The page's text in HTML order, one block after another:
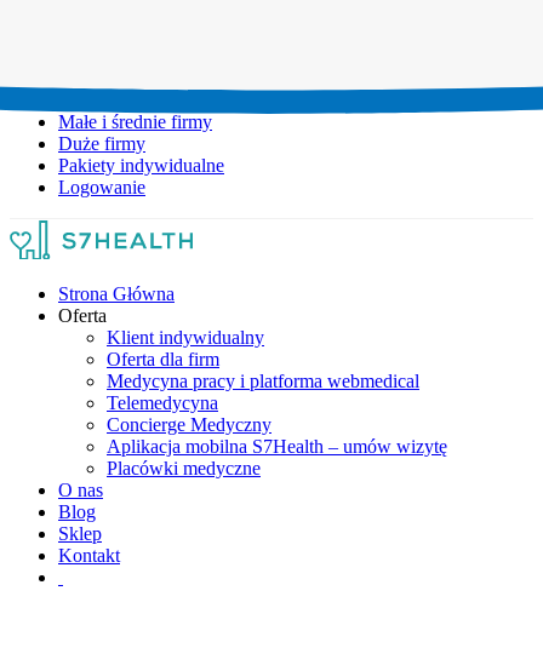
Małe i średnie firmy
Duże firmy
Pakiety indywidualne
Logowanie
Strona Główna
Oferta
Klient indywidualny
Oferta dla firm
Medycyna pracy i platforma webmedical
Telemedycyna
Concierge Medyczny
Aplikacja mobilna S7Health – umów wizytę
Placówki medyczne
O nas
Blog
Sklep
Kontakt